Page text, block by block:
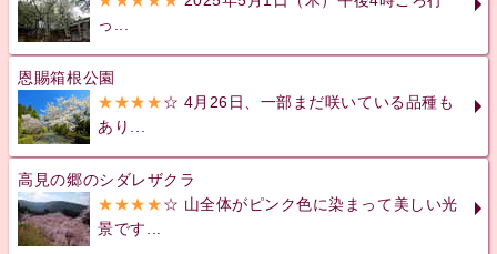
っ...
恩賜箱根公園
★★★★☆ 4月26日、一部まだ咲いている品種も
あり...
高見の郷のシダレザクラ
★★★★☆ 山全体がピンク色に染まって美しい光
景です...